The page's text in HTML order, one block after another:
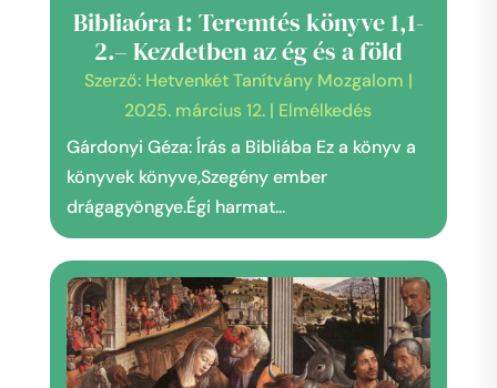
Bibliaóra 1: Teremtés könyve 1,1-
2.– Kezdetben az ég és a föld
Szerző: Hetvenkét Tanítvány Mozgalom |
2025. március 12. | Elmélkedés
Gárdonyi Géza: Írás a Bibliába Ez a könyv a
könyvek könyve,Szegény ember
drágagyöngye.Égi harmat...